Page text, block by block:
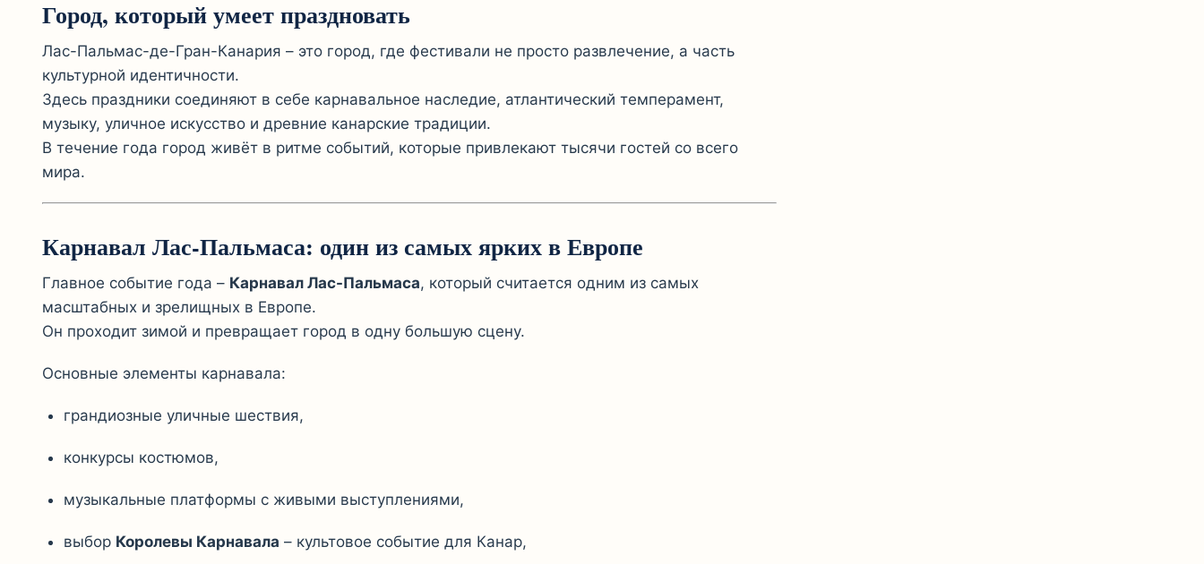
Город, который умеет праздновать
Лас-Пальмас-де-Гран-Канария – это город, где фестивали не просто развлечение, а часть
культурной идентичности.
Здесь праздники соединяют в себе карнавальное наследие, атлантический темперамент,
музыку, уличное искусство и древние канарские традиции.
В течение года город живёт в ритме событий, которые привлекают тысячи гостей со всего
мира.
Карнавал Лас-Пальмаса: один из самых ярких в Европе
Главное событие года – Карнавал Лас-Пальмаса, который считается одним из самых
масштабных и зрелищных в Европе.
Он проходит зимой и превращает город в одну большую сцену.
Основные элементы карнавала:
грандиозные уличные шествия,
конкурсы костюмов,
музыкальные платформы с живыми выступлениями,
выбор Королевы Карнавала – культовое событие для Канар,